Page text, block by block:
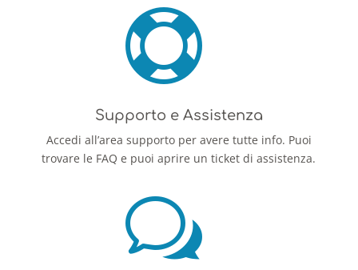

Supporto e Assistenza
Accedi all’area supporto per avere tutte info. Puoi
trovare le FAQ e puoi aprire un ticket di assistenza.
w